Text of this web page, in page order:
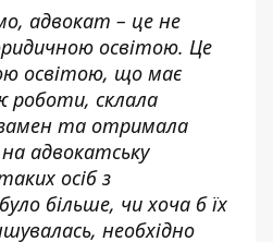
адвокат – це не
освітою. Це
освітою, що має
роботи, склала
та отримала
адвокатську
осіб з
більше, чи хоча б їх
необхідно